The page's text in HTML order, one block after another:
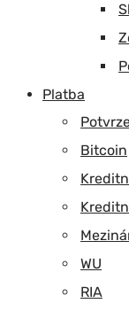
Platba
Bitcoin
WU
RIA